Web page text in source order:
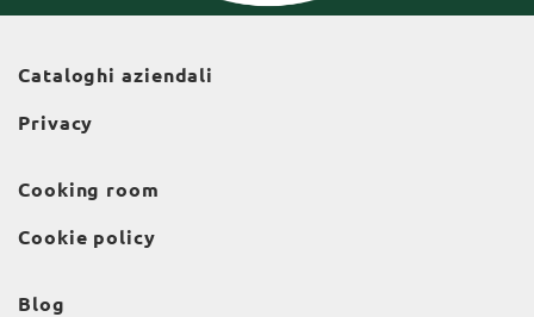
Cataloghi aziendali
Privacy
Cooking room
Cookie policy
Blog